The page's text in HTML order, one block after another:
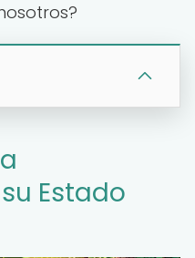
Estado